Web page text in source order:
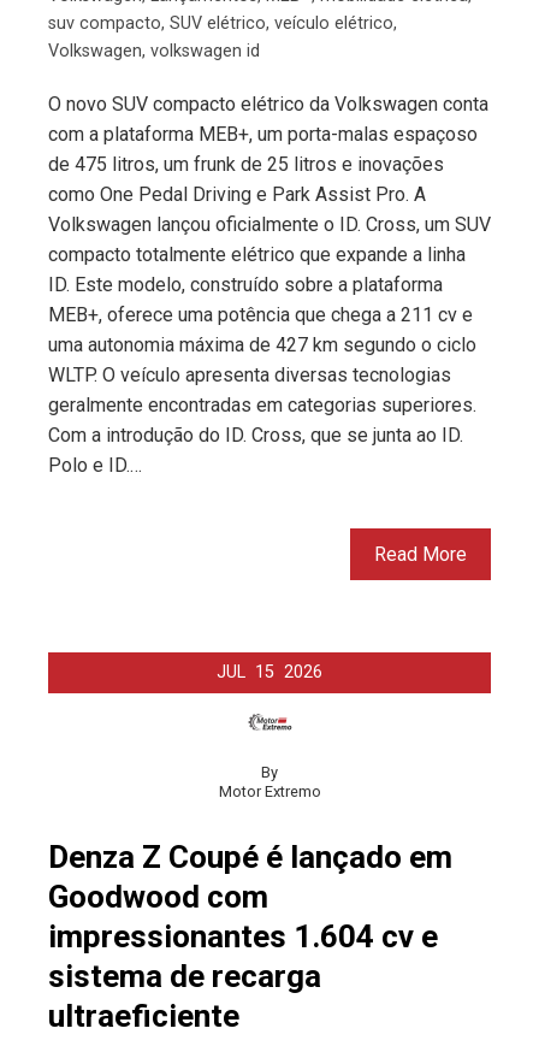
suv compacto, SUV elétrico, veículo elétrico,
Volkswagen, volkswagen id
O novo SUV compacto elétrico da Volkswagen conta
com a plataforma MEB+, um porta-malas espaçoso
de 475 litros, um frunk de 25 litros e inovações
como One Pedal Driving e Park Assist Pro. A
Volkswagen lançou oficialmente o ID. Cross, um SUV
compacto totalmente elétrico que expande a linha
ID. Este modelo, construído sobre a plataforma
MEB+, oferece uma potência que chega a 211 cv e
uma autonomia máxima de 427 km segundo o ciclo
WLTP. O veículo apresenta diversas tecnologias
geralmente encontradas em categorias superiores.
Com a introdução do ID. Cross, que se junta ao ID.
Polo e ID.…
Read More
JUL 15 2026
By
Motor Extremo
Denza Z Coupé é lançado em
Goodwood com
impressionantes 1.604 cv e
sistema de recarga
ultraeficiente